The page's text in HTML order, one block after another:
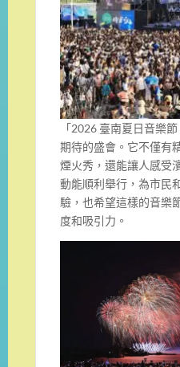
「2026 臺南夏日音樂
期待的盛會。它不僅有
煙火秀，還能讓人感受
動能順利舉行，為市民
驗，也希望這樣的音樂
度和吸引力。